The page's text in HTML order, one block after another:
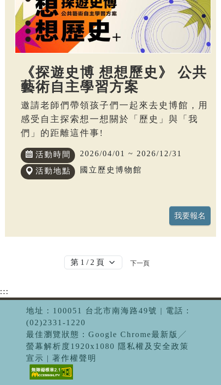
《探遊史博 想想歷史》 公共
藝術自主學習方案
邀請老師們帶領孩子們一起來去史博館，用
感受自主探索想一想關於「歷史」與「我
們」的距離這件事!
活動時間 2026/04/01 ~ 2026/12/31
活動地點 國立歷史博物館
下一頁
:::
地址：100051 台北市南海路49號 | 電話：
(02)2331-1220
最佳瀏覽狀態：Google Chrome最新版╱
螢幕解析度1920x1080 隱私權及安全政策
宣示 | 著作權聲明